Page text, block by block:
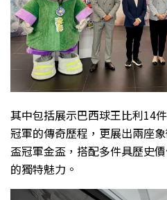
其中包括展示巴西球王比利14
冠軍的傳奇歷程，更展出兩座
盃冠軍金盃，搭配多件具歷史
的獨特魅力。